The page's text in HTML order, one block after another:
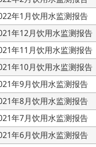
年6月饮用水监测报告
年5月饮用水监测报告
年4月饮用水监测报告
年3月饮用水监测报告
年2月饮用水监测报告
年1月饮用水监测报告
用水监测报告
用水监测报告
用水监测报告
用水监测报告